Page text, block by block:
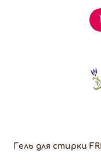
Гель для стирки